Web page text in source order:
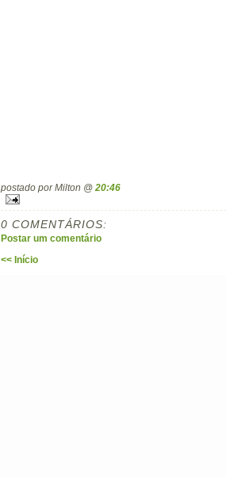
postado por Milton @ 20:46
0 COMENTÁRIOS:
Postar um comentário
<< Início